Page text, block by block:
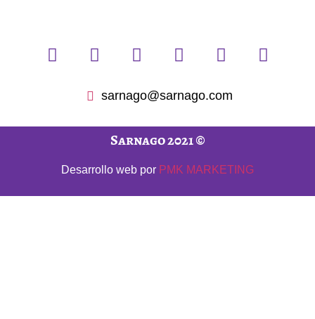
sarnago@sarnago.com
Sarnago 2021 ©
Desarrollo web por PMK MARKETING